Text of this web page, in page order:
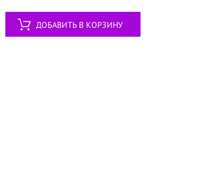
ДОБАВИТЬ В КОРЗИНУ